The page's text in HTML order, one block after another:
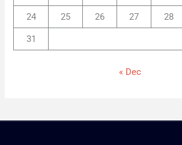
24 25 26 27 28
31
« Dec